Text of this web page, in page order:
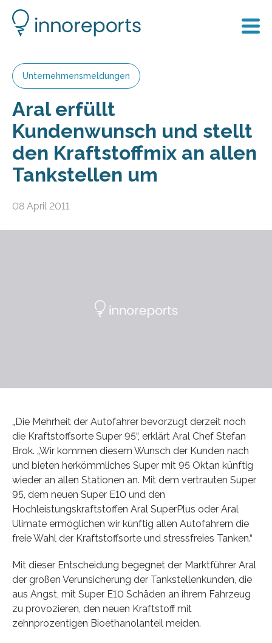
Unternehmensmeldungen
Aral erfüllt
Kundenwunsch und stellt
den Kraftstoffmix an allen
Tankstellen um
08 April 2011
„Die Mehrheit der Autofahrer bevorzugt derzeit noch
die Kraftstoffsorte Super 95“, erklärt Aral Chef Stefan
Brok. „Wir kommen diesem Wunsch der Kunden nach
und bieten herkömmliches Super mit 95 Oktan künftig
wieder an allen Stationen an. Mit dem vertrauten Super
95, dem neuen Super E10 und den
Hochleistungskraftstoffen Aral SuperPlus oder Aral
Ulimate ermöglichen wir künftig allen Autofahrern die
freie Wahl der Kraftstoffsorte und stressfreies Tanken.“
Mit dieser Entscheidung begegnet der Marktführer Aral
der großen Verunsicherung der Tankstellenkunden, die
aus Angst, mit Super E10 Schäden an ihrem Fahrzeug
zu provozieren, den neuen Kraftstoff mit
zehnprozentigen Bioethanolanteil meiden.